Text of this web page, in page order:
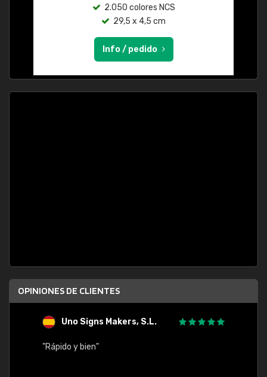
2.050 colores NCS
29,5 x 4,5 cm
Info / pedido
OPINIONES DE CLIENTES
Uno Signs Makers, S.L.
"Rápido y bien"